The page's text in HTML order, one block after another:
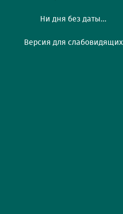
Ни дня без даты...
Версия для слабовидящих